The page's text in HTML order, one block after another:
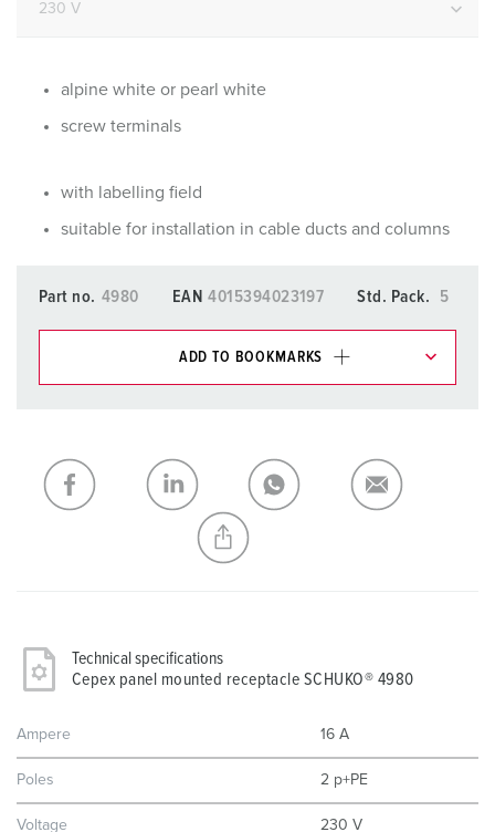
alpine white or pearl white
screw terminals
with labelling field
suitable for installation in cable ducts and columns
Part no. 4980 EAN 4015394023197 Std. Pack. 5
ADD TO BOOKMARKS
My list ADD
CREATE A NEW LIST
Technical specifications
Cepex panel mounted receptacle SCHUKO® 4980
Ampere 16 A
Poles 2 p+PE
Voltage 230 V